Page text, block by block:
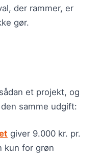
der rammer, er
gør.
et projekt, og
samme udgift:
giver 9.000 kr. pr.
kun for grøn